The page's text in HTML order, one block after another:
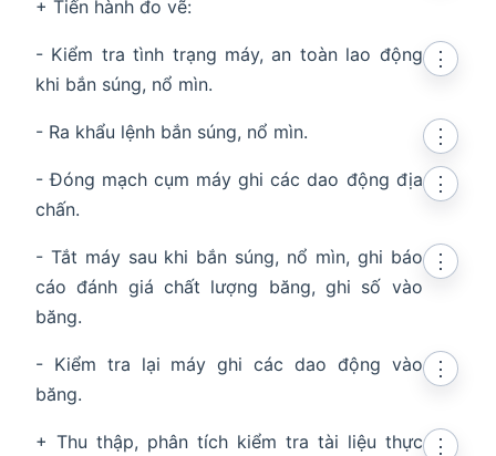
+ Tiến hành đo vẽ:
- Kiểm tra tình trạng máy, an toàn lao động
khi bắn súng, nổ mìn.
⋮
- Ra khẩu lệnh bắn súng, nổ mìn.
⋮
- Đóng mạch cụm máy ghi các dao động địa
chấn.
⋮
- Tắt máy sau khi bắn súng, nổ mìn, ghi báo
cáo đánh giá chất lượng băng, ghi số vào
băng.
⋮
- Kiểm tra lại máy ghi các dao động vào
băng.
⋮
+ Thu thập, phân tích kiểm tra tài liệu thực ⋮